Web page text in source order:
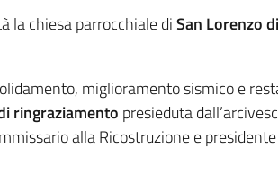
la chiesa parrocchiale diSan Lorenzo
miglioramento sismico e
ringraziamento presieduta
alla Ricostruzione e